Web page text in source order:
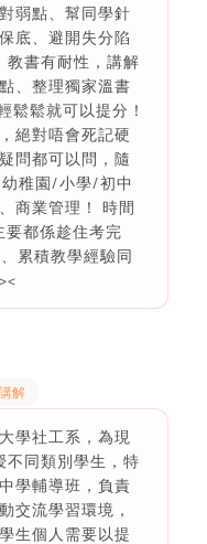
弱點、幫同學針
底、避開失分陷
教書有耐性，講解
、整理獨家溫書
鬆鬆就可以提分！
絕對唔會死記硬
問都可以問，隨
稚園/小學/初中
商業管理！ 時間
要都係趁住考完
累積教學經驗同
解
學社工系，為現
不同類別學生，特
學輔導班，負責
交流學習環境，
生個人需要以提